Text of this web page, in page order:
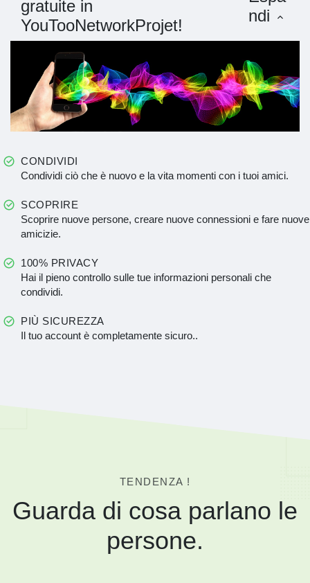
gratuite in
YouTooNetworkProjet!
ndi
CONDIVIDI
Condividi ciò che è nuovo e la vita momenti con i tuoi amici.
SCOPRIRE
Scoprire nuove persone, creare nuove connessioni e fare nuove
amicizie.
100% PRIVACY
Hai il pieno controllo sulle tue informazioni personali che
condividi.
PIÙ SICUREZZA
Il tuo account è completamente sicuro..
TENDENZA !
Guarda di cosa parlano le
persone.